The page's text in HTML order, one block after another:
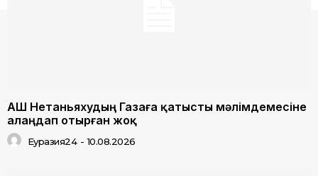
АҚШ Нетаньяхудың Газаға қатысты мәлімдемесіне
алаңдап отырған жоқ
Еуразия24 - 10.08.2026